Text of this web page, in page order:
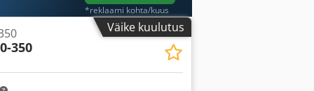
*reklaami kohta/kuus
Väike kuulutus
350